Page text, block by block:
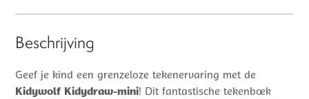
Beschrijving
Geef je kind een grenzeloze tekenervaring met de
Kidywolf Kidydraw-mini! Dit fantastische tekenboek